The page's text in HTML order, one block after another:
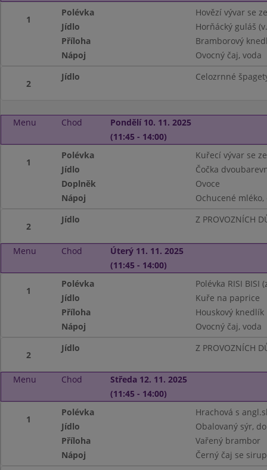
1
Polévka
Hovězí vývar se
Jídlo
Horňácký guláš
Příloha
Bramborový
Nápoj
Ovocný čaj, voda
2
Jídlo Celozrnné
Menu Chod
Pondělí 10. 11. 2025
(11:45 - 14:00)
1
Polévka
Kuřecí vývar se
Jídlo
Čočka
Doplněk
Ovoce
Nápoj
Ochucené
2
Jídlo Z PROVOZNÍCH
Menu Chod
Úterý 11. 11. 2025
(11:45 - 14:00)
1
Polévka
Polévka RISI BISI
Jídlo
Kuře na paprice
Příloha
Houskový knedlík
Nápoj
Ovocný čaj, voda
2
Jídlo Z PROVOZNÍCH
Menu Chod
Středa 12. 11. 2025
(11:45 - 14:00)
1
Polévka
Hrachová s
Jídlo
Obalovaný sýr,
Příloha
Vařený brambor
Nápoj
Černý čaj se